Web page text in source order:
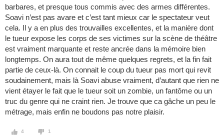
barbares, et presque tous commis avec des armes différentes.
Soavi n’est pas avare et c’est tant mieux car le spectateur veut
cela. Il y a en plus des trouvailles excellentes, et la manière dont
le tueur expose les corps de ses victimes sur la scène de théâtre
est vraiment marquante et reste ancrée dans la mémoire bien
longtemps. On aura tout de même quelques regrets, et la fin fait
partie de ceux-là. On connait le coup du tueur pas mort qui revit
soudainement, mais là Soavi abuse vraiment, d’autant que rien ne
vient étayer le fait que le tueur soit un zombie, un fantôme ou un
truc du genre qui ne craint rien. Je trouve que ca gâche un peu le
métrage, mais enfin ne boudons pas notre plaisir.
4 1